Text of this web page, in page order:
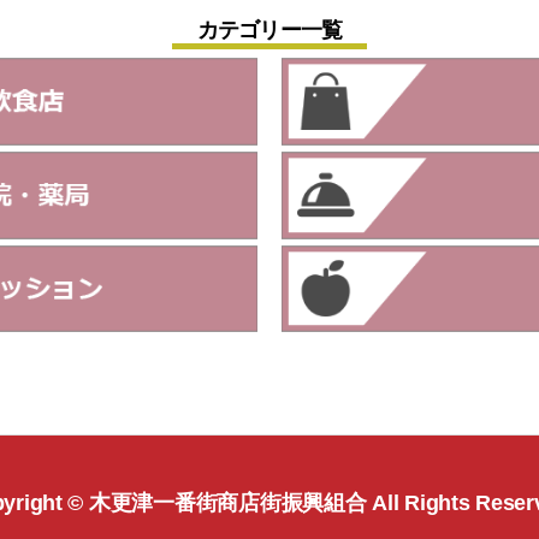
カテゴリー一覧
© 木更津一番街商店街振興組合All Rights